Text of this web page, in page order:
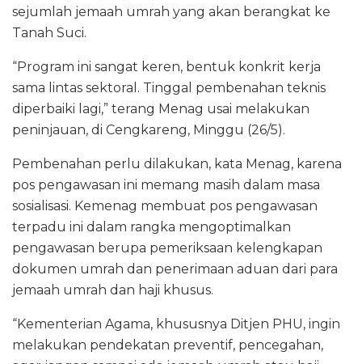
sejumlah jemaah umrah yang akan berangkat ke
Tanah Suci.
“Program ini sangat keren, bentuk konkrit kerja
sama lintas sektoral. Tinggal pembenahan teknis
diperbaiki lagi,” terang Menag usai melakukan
peninjauan, di Cengkareng, Minggu (26/5).
Pembenahan perlu dilakukan, kata Menag, karena
pos pengawasan ini memang masih dalam masa
sosialisasi. Kemenag membuat pos pengawasan
terpadu ini dalam rangka mengoptimalkan
pengawasan berupa pemeriksaan kelengkapan
dokumen umrah dan penerimaan aduan dari para
jemaah umrah dan haji khusus.
“Kementerian Agama, khususnya Ditjen PHU, ingin
melakukan pendekatan preventif, pencegahan,